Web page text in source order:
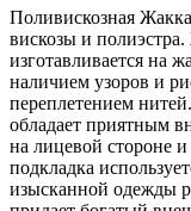
Поливискозная
вискозы и
изготавливается на
наличием узоров и
переплетением
обладает приятным
на лицевой стороне
подкладка
изысканной одежды